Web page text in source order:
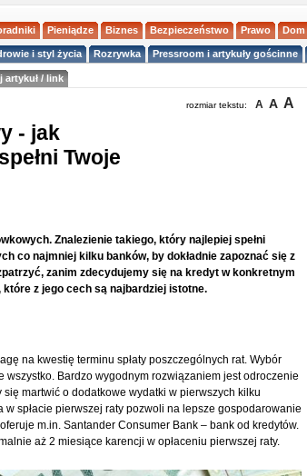
Pieniądze Biznes Bezpieczeństwo Prawo Dom
i styl życia Rozrywka Pressroom i artykuły gościnne
artykuł / link
rozmiar tekstu: A A A
- jak
Twoje
Znalezienie takiego, który najlepiej spełni
co najmniej kilku banków, by dokładnie zapoznać się z
zanim zdecydujemy się na kredyt w konkretnym
z jego cech są najbardziej istotne.
na kwestię terminu spłaty poszczególnych rat. Wybór
wszystko. Bardzo wygodnym rozwiązaniem jest odroczenie
martwić o dodatkowe wydatki w pierwszych kilku
spłacie pierwszej raty pozwoli na lepsze gospodarowanie
m.in. Santander Consumer Bank – bank od kredytów.
aż 2 miesiące karencji w opłaceniu pierwszej raty.